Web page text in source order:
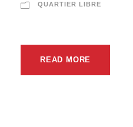
QUARTIER LIBRE
READ MORE